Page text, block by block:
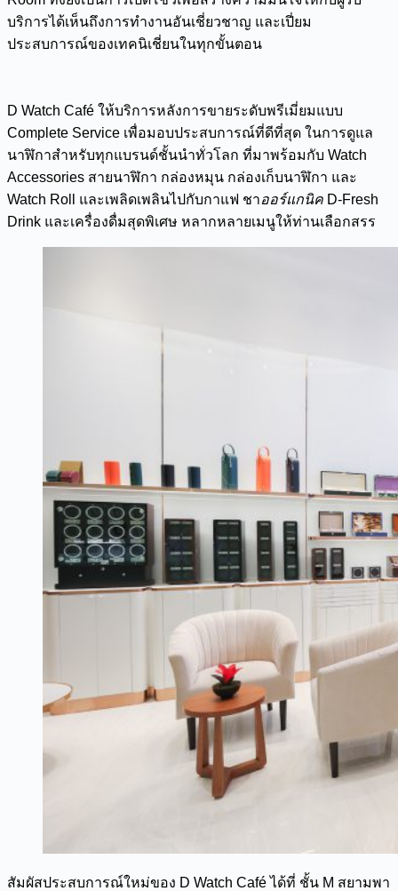
บริการได้เห็นถึงการทำงานอันเชี่ยวชาญ และเปี่ยม
ประสบการณ์ของเทคนิเชี่ยนในทุกขั้นตอน
D Watch Café ให้บริการหลังการขายระดับพรีเมี่ยมแบบ
Complete Service เพื่อมอบประสบการณ์ที่ดีที่สุด ในการดูแล
นาฬิกาสำหรับทุกแบรนด์ชั้นนำทั่วโลก ที่มาพร้อมกับ Watch
Accessories สายนาฬิกา กล่องหมุน กล่องเก็บนาฬิกา และ
Watch Roll และเพลิดเพลินไปกับกาแฟ ชาออร์แกนิค D-Fresh
Drink และเครื่องดื่มสุดพิเศษ หลากหลายเมนูให้ท่านเลือกสรร
สัมผัสประสบการณ์ใหม่ของ D Watch Café ได้ที่ ชั้น M สยามพา